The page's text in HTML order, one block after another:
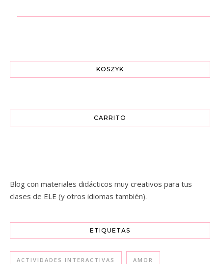
KOSZYK
CARRITO
Blog con materiales didácticos muy creativos para tus
clases de ELE (y otros idiomas también).
ETIQUETAS
ACTIVIDADES INTERACTIVAS AMOR